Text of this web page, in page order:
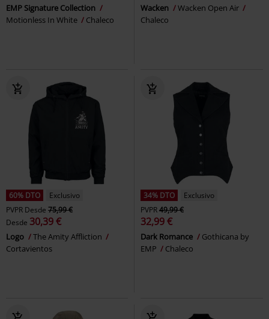
EMP Signature Collection
Motionless In White
Chaleco
Wacken
Wacken Open Air
Chaleco
60% DTO
Exclusivo
PVPR Desde 75,99 €
Desde 30,39 €
Logo
The Amity Affliction
Cortavientos
34% DTO
Exclusivo
PVPR49,99 €
32,99 €
Dark Romance
Gothicana by
EMP
Chaleco